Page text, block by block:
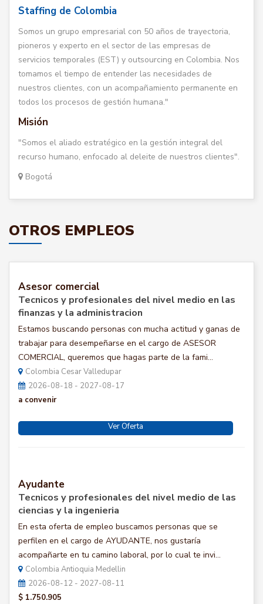
Staffing de Colombia
Somos un grupo empresarial con 50 años de trayectoria,
pioneros y experto en el sector de las empresas de
servicios temporales (EST) y outsourcing en Colombia. Nos
tomamos el tiempo de entender las necesidades de
nuestros clientes, con un acompañamiento permanente en
todos los procesos de gestión humana."
Misión
"Somos el aliado estratégico en la gestión integral del
recurso humano, enfocado al deleite de nuestros clientes".
Bogotá
OTROS EMPLEOS
Asesor comercial
Tecnicos y profesionales del nivel medio en las
finanzas y la administracion
Estamos buscando personas con mucha actitud y ganas de
trabajar para desempeñarse en el cargo de ASESOR
COMERCIAL, queremos que hagas parte de la fami...
Colombia Cesar Valledupar
2026-08-18 - 2027-08-17
a convenir
Ver Oferta
Ayudante
Tecnicos y profesionales del nivel medio de las
ciencias y la ingenieria
En esta oferta de empleo buscamos personas que se
perfilen en el cargo de AYUDANTE, nos gustaría
acompañarte en tu camino laboral, por lo cual te invi...
Colombia Antioquia Medellin
2026-08-12 - 2027-08-11
$ 1.750.905